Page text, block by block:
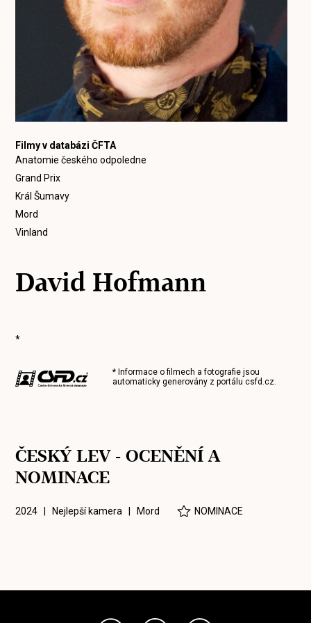
Filmy v databázi ČFTA
Anatomie českého odpoledne
Grand Prix
Král Šumavy
Mord
Vinland
David Hofmann
*
* Informace o filmech a fotografie jsou
automaticky generovány z portálucsfd.cz.
ČESKÝ LEV - OCENĚNÍ A
NOMINACE
2024 | Nejlepší kamera | Mord NOMINACE